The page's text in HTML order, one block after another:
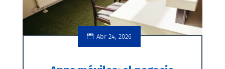
Abr 24, 2026